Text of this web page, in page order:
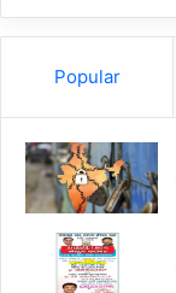
Popular